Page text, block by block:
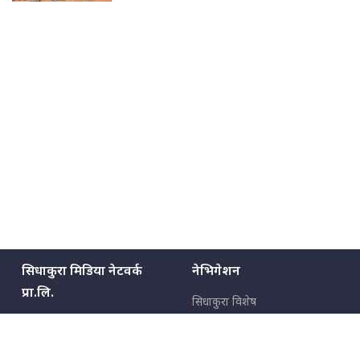
सिधाकुरा मिडिया नेटवर्क
प्रा.लि.
नेभिगेशन
सिधाकुरा विशेष